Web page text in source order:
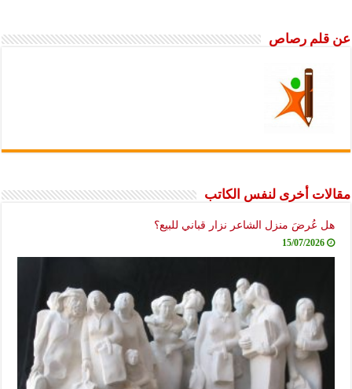
عن قلم رصاص
مقالات أخرى لنفس الكاتب
هل عُرضَ منزل الشاعر نزار قباني للبيع؟
15/07/2026